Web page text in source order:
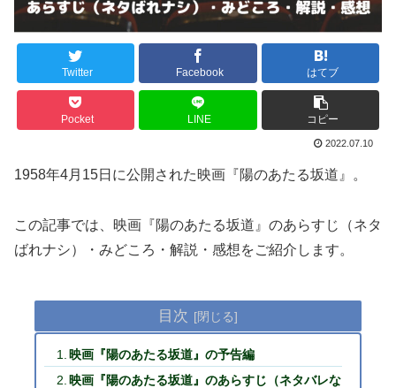
Twitter Facebook はてブ
Pocket LINE コピー
2022.07.10
1958年4月15日に公開された映画『陽のあたる坂道』。
この記事では、映画『陽のあたる坂道』のあらすじ（ネタ
ばれナシ）・みどころ・解説・感想をご紹介します。
目次
映画『陽のあたる坂道』の予告編
映画『陽のあたる坂道』のあらすじ（ネタバレな